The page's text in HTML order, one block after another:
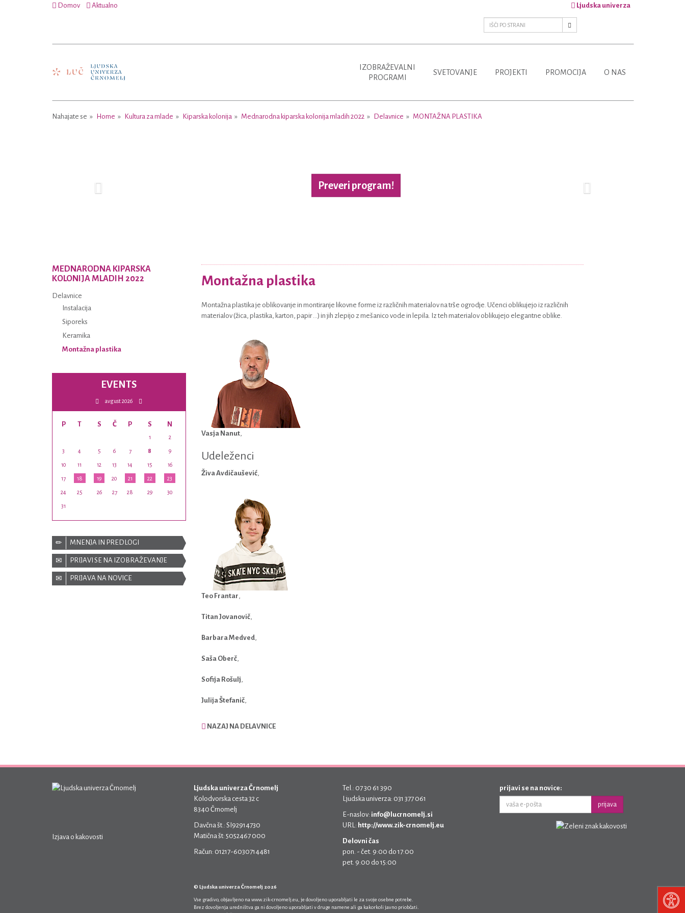
Domov Aktualno Ljudska univerza
IZOBRAŽEVALNI
PROGRAMI
SVETOVANJE PROJEKTI PROMOCIJA O NAS
Nahajate se Home Kultura za mlade Kiparska kolonija Mednarodna kiparska kolonija mladih 2022 Delavnice MONTAŽNA PLASTIKA
Preveri program!
Montažna plastika
Montažna plastika je oblikovanje in montiranje likovne forme iz različnih materialov na trše ogrodje. Učenci oblikujejo iz različnih
materialov (žica, plastika, karton, papir ...) in jih zlepijo z mešanico vode in lepila. Iz teh materialov oblikujejo elegantne oblike.
Vasja Nanut,
Udeleženci
Živa Avdičaušević,
Teo Frantar,
Titan Jovanovič,
Barbara Medved,
Saša Oberč,
Sofija Rošulj,
Julija Štefanič,
NAZAJ NA DELAVNICE
MEDNARODNA KIPARSKA
KOLONIJA MLADIH 2022
Delavnice
Instalacija
Siporeks
Keramika
Montažna plastika
EVENTS
avgust 2026
P T S Č P S N
1 2
3 4 5 6 7 8 9
10 11 12 13 14 15 16
17 18 19 20 21 22 23
24 25 26 27 28 29 30
31
MNENJA IN PREDLOGI
PRIJAVI SE NA IZOBRAŽEVANJE
PRIJAVA NA NOVICE
Izjava o kakovosti
Ljudska univerza Črnomelj
Kolodvorska cesta 32 c
8340 Črnomelj
Davčna št.: SI92914730
Matična št: 5052467 000
Račun: 01217-6030714481
Tel.: 07 30 61 390
Ljudska univerza: 031 377 061
E-naslov: info@lucrnomelj.si
URL: http://www.zik-crnomelj.eu
Delovni čas
pon. - čet. 9:00 do 17:00
pet. 9:00 do 15:00
© Ljudska univerza Črnomelj 2026
Vse gradivo, objavljeno na www.zik-crnomelj.eu , je dovoljeno uporabljati le za svoje osebne potrebe.
Brez dovoljenja uredništva ga ni dovoljeno uporabljati v druge namene ali ga kakorkoli javno priobčati.
prijavi se na novice:
prijava